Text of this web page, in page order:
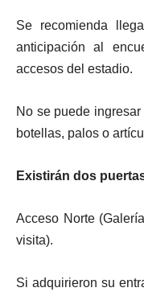
Se recomienda
anticipación al
accesos del estadio.
No se puede
botellas, palos o
Existirán dos
Acceso Norte
visita).
Si adquirieron su